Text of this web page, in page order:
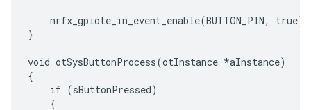
    nrfx_gpiote_in_event_enable(BUTTON_PIN, true);
}
void otSysButtonProcess(otInstance *aInstance)
{
    if (sButtonPressed)
    {